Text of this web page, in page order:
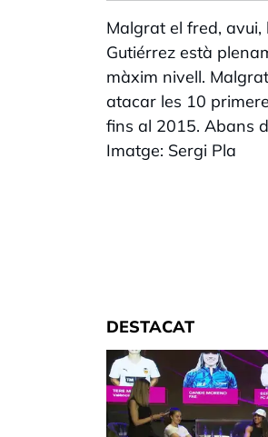
Malgrat el fred,
Gutiérrez està
màxim nivell.
atacar les 10
fins al 2015. Abans
Imatge: Sergi Pla
DESTACAT